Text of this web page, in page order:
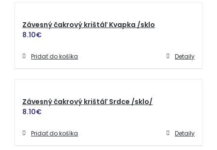
Závesný čakrový krištáľ Kvapka /sklo
8.10€
Pridať do košíka Detaily
Závesný čakrový krištáľ Srdce /sklo/
8.10€
Pridať do košíka Detaily